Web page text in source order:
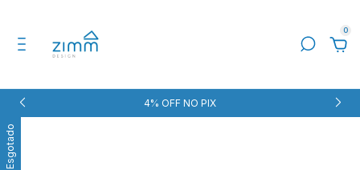
0
4% OFF NO PIX
Esgotado